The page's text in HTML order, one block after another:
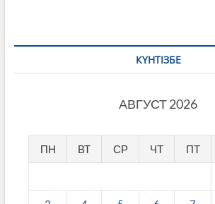
КҮНТІЗБЕ
АВГУСТ 2026
ПН ВТ СР ЧТ ПТ